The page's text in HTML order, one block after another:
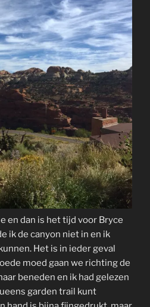
en dan is het tijd voor Bryce
ik de canyon niet in en ik
Het is in ieder geval
moed gaan we richting de
beneden en ik had gelezen
garden trail kunt